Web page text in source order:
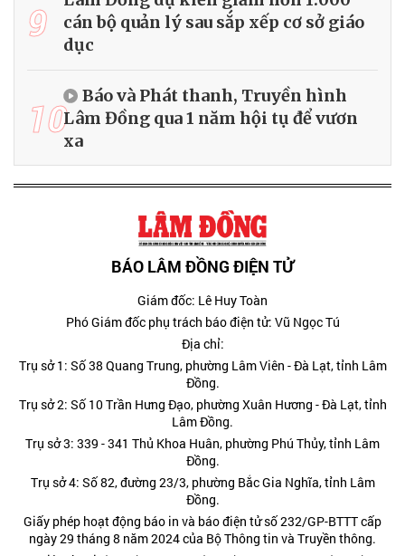
9
cán bộ quản lý sau sắp xếp cơ sở giáo
dục
10
Báo và Phát thanh, Truyền hình
Lâm Đồng qua 1 năm hội tụ để vươn
xa
BÁO LÂM ĐỒNG ĐIỆN TỬ
Giám đốc: Lê Huy Toàn
Phó Giám đốc phụ trách báo điện tử: Vũ Ngọc Tú
Địa chỉ:
Trụ sở 1: Số 38 Quang Trung, phường Lâm Viên - Đà Lạt, tỉnh Lâm
Đồng.
Trụ sở 2: Số 10 Trần Hưng Đạo, phường Xuân Hương - Đà Lạt, tỉnh
Lâm Đồng.
Trụ sở 3: 339 - 341 Thủ Khoa Huân, phường Phú Thủy, tỉnh Lâm
Đồng.
Trụ sở 4: Số 82, đường 23/3, phường Bắc Gia Nghĩa, tỉnh Lâm
Đồng.
Giấy phép hoạt động báo in và báo điện tử số 232/GP-BTTT cấp
ngày 29 tháng 8 năm 2024 của Bộ Thông tin và Truyền thông.